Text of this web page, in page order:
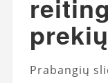
Prabangių